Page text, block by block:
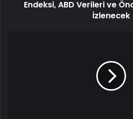
Endeksi, ABD Verileri ve
İzlenecek